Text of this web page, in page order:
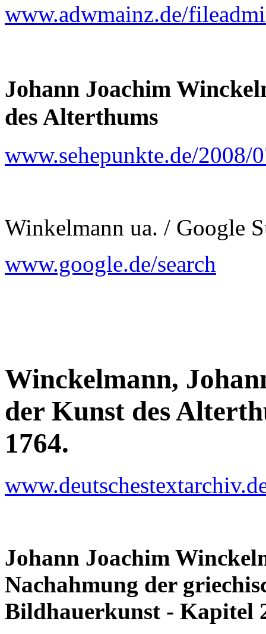
www.adwmainz.de/
Johann Joachim
des Alterthums
www.sehepunkte.de/2008/
Winkelmann ua. / Google
www.google.de/search
Winckelmann,
der Kunst des
1764.
Johann Joachim
Nachahmung der
Bildhauerkunst - Kapitel